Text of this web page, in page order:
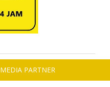
MEDIA PARTNER